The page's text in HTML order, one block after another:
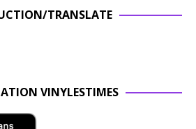
TRANSLATE
VINYLESTIMES